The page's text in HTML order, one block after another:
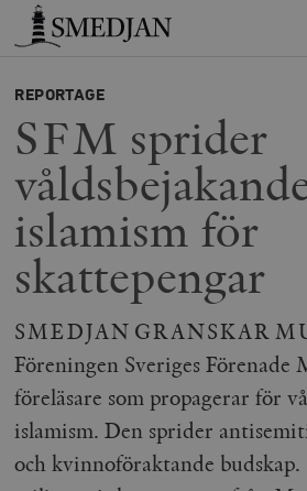
Timbro
REPORTAGE
SFM sprider
islamism för
skattepengar
SMEDJAN GRANSKAR
Föreningen Sveriges
föreläsare som propagerar för
islamism. Den sprider
och kvinnoföraktande